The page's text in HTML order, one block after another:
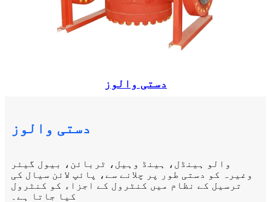
دستی والوز
دستی والوز
والو ہینڈل، ہینڈ وہیل، ٹربائن، بیول گیئر
وغیرہ کو دستی طور پر چلانے سے، پائپ لائن سیال کی
ترسیل کے نظام میں کنٹرول کے اجزاء کو کنٹرول
کیا جاتا ہے۔